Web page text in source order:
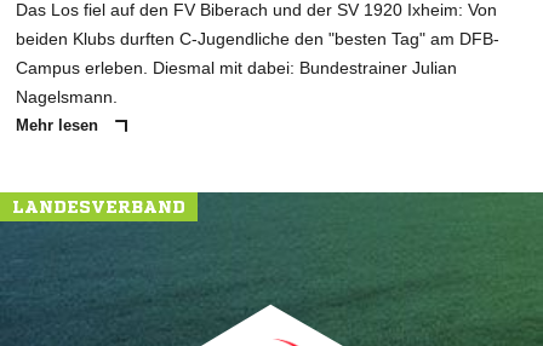
Das Los fiel auf den FV Biberach und der SV 1920 Ixheim: Von
beiden Klubs durften C-Jugendliche den "besten Tag" am DFB-
Campus erleben. Diesmal mit dabei: Bundestrainer Julian
Nagelsmann.
Mehr lesen
LANDESVERBAND